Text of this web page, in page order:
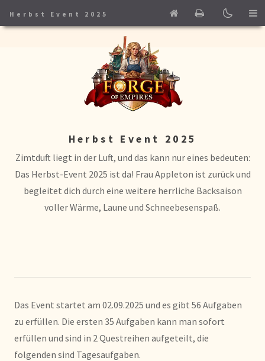
Herbst Event 2025 HomePrint
Herbst Event 2025
Zimtduft liegt in der Luft, und das kann nur eines bedeuten:
Das Herbst-Event 2025 ist da! Frau Appleton ist zurück und
begleitet dich durch eine weitere herrliche Backsaison
voller Wärme, Laune und Schneebesenspaß.
Das Event startet am 02.09.2025 und es gibt 56 Aufgaben
zu erfüllen. Die ersten 35 Aufgaben kann man sofort
erfüllen und sind in 2 Questreihen aufgeteilt, die
folgenden sind Tagesaufgaben.